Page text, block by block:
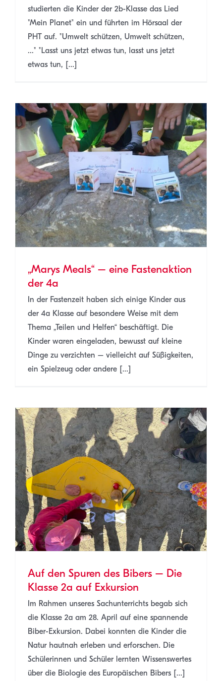
studierten die Kinder der 2b-Klasse das Lied
"Mein Planet" ein und führten im Hörsaal der
PHT auf. "Umwelt schützen, Umwelt schützen,
..." "Lasst uns jetzt etwas tun, lasst uns jetzt
etwas tun, [...]
„Marys Meals“ – eine Fastenaktion
der 4a
In der Fastenzeit haben sich einige Kinder aus
der 4a Klasse auf besondere Weise mit dem
Thema „Teilen und Helfen“ beschäftigt. Die
Kinder waren eingeladen, bewusst auf kleine
Dinge zu verzichten – vielleicht auf Süßigkeiten,
ein Spielzeug oder andere [...]
Auf den Spuren des Bibers – Die
Klasse 2a auf Exkursion
Im Rahmen unseres Sachunterrichts begab sich
die Klasse 2a am 28. April auf eine spannende
Biber-Exkursion. Dabei konnten die Kinder die
Natur hautnah erleben und erforschen. Die
Schülerinnen und Schüler lernten Wissenswertes
über die Biologie des Europäischen Bibers [...]